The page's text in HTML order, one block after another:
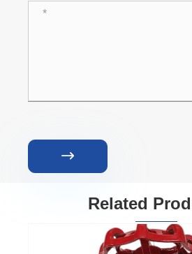

Related